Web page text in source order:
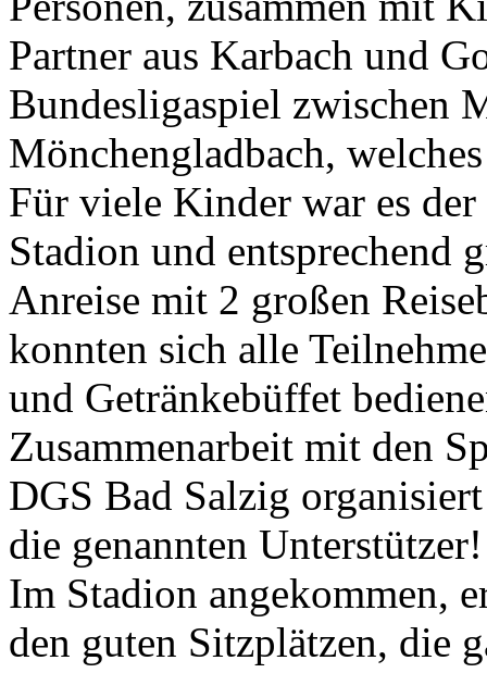
Partner aus Karbach und
Bundesligaspiel zwischen
Mönchengladbach,
Für viele Kinder war es
Stadion und entsprechend
Anreise mit 2 großen
konnten sich alle
und Getränkebüffet
Zusammenarbeit mit den
DGS Bad Salzig
die genannten Unterstützer!
Im Stadion angekommen,
den guten Sitzplätzen, die